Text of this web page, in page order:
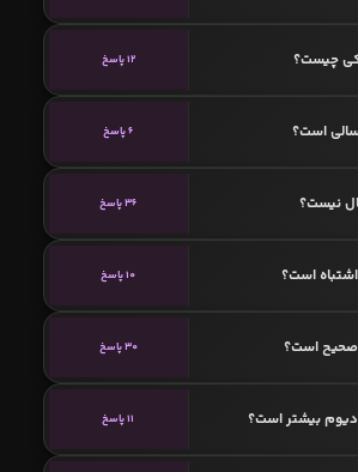
چیست؟ 12 پاسخ
است؟ 6 پاسخ
نیست؟ 36 پاسخ
است؟ 10 پاسخ
صحیح است؟ 30 پاسخ
بیشتر است؟ 11 پاسخ